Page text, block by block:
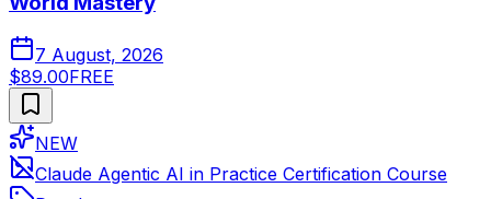
7 August, 2026
$89.00FREE
NEW
Claude Agentic AI in Practice Certification Course